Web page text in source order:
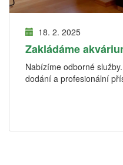
18. 2. 2025
Zakládáme
Nabízíme odborné
dodání a profesionální